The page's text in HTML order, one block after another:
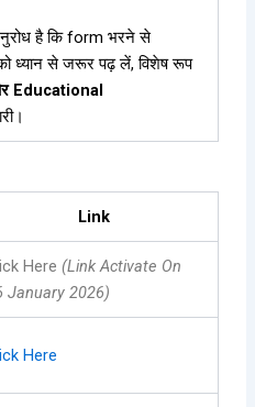
है कि form भरने से
ध्यान से जरूर पढ़ लें, विशेष रूप
Educational
Link
Here(Link Activate On
January 2026)
Here